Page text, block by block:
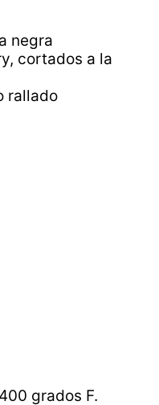
negra
cortados a la
rallado
grados F.